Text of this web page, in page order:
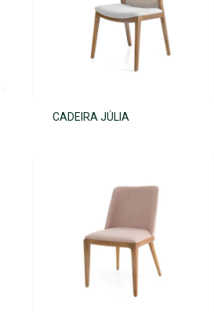
CADEIRA JÚLIA